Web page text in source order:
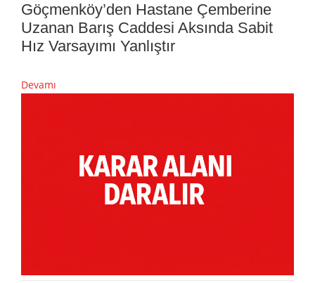
Göçmenköy’den Hastane Çemberine
Uzanan Barış Caddesi Aksında Sabit
Hız Varsayımı Yanlıştır
Devamı